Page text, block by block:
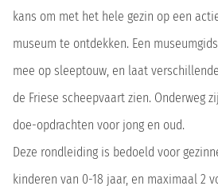
kans om met het hele gezin op een
museum te ontdekken. Een
mee op sleeptouw, en laat
de Friese scheepvaart zien. Onderweg
doe-opdrachten voor jong en oud.
Deze rondleiding is bedoeld voor
kinderen van 0-18 jaar, en maximaal 2